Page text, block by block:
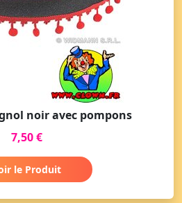
noir avec pompons
7,50 €
le Produit